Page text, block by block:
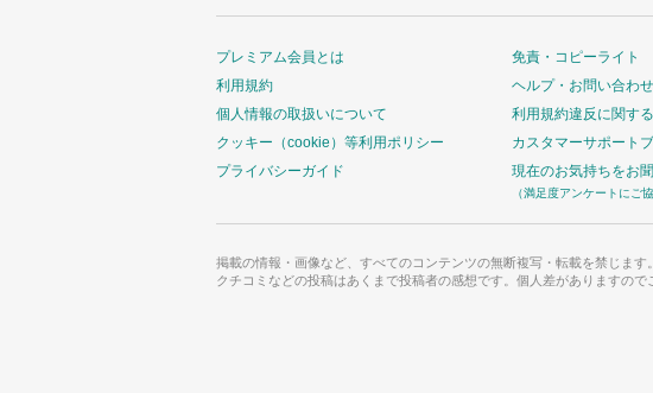
プレミアム会員とは
利用規約
個人情報の取扱いについて
クッキー（cookie）等利用ポリシー
プライバシーガイド
免責・コピーライト
ヘルプ・お問い合わせ
利用規約違反に関す
カスタマーサポート
現在のお気持ちをお
（満足度アンケートにご
掲載の情報・画像など、すべてのコンテンツの無断複写・転載を禁じます。
クチコミなどの投稿はあくまで投稿者の感想です。個人差がありますので